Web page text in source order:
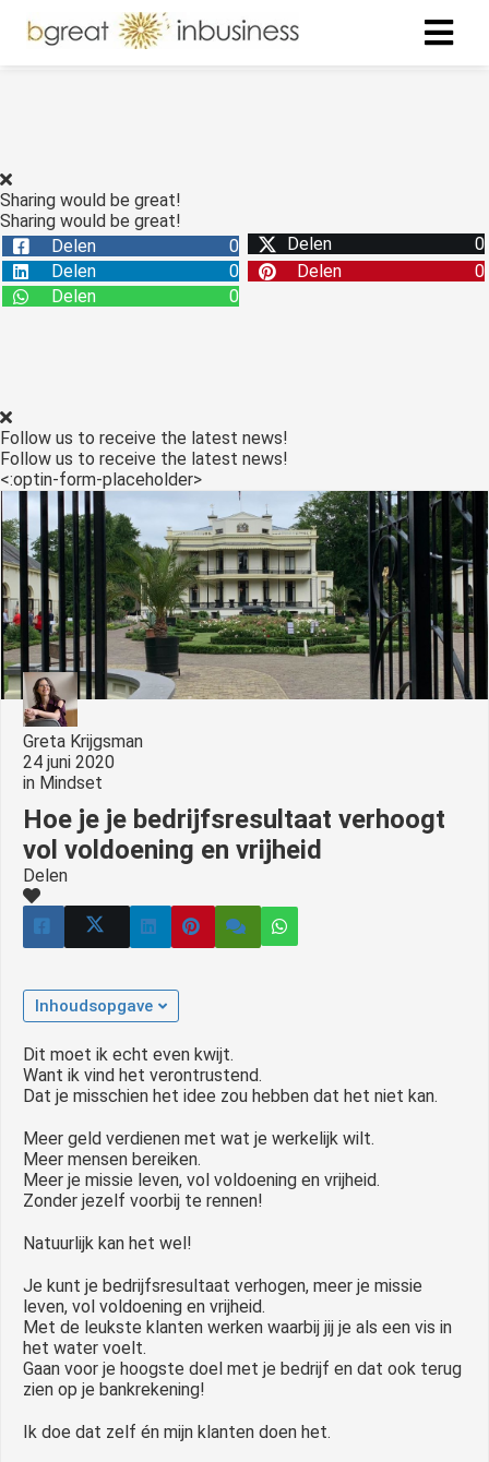
Sharing would be great!
Sharing would be great!
Delen
0 Delen
0
Delen
0 Delen
0
Delen
0
Follow us to receive the latest news!
Follow us to receive the latest news!
<:optin-form-placeholder>
Greta Krijgsman
24 juni 2020
in Mindset
Hoe je je bedrijfsresultaat verhoogt
vol voldoening en vrijheid
Delen
Inhoudsopgave
Dit moet ik echt even kwijt.
Want ik vind het verontrustend.
Dat je misschien het idee zou hebben dat het niet kan.
Meer geld verdienen met wat je werkelijk wilt.
Meer mensen bereiken.
Meer je missie leven, vol voldoening en vrijheid.
Zonder jezelf voorbij te rennen!
Natuurlijk kan het wel!
Je kunt je bedrijfsresultaat verhogen, meer je missie
leven, vol voldoening en vrijheid.
Met de leukste klanten werken waarbij jij je als een vis in
het water voelt.
Gaan voor je hoogste doel met je bedrijf en dat ook terug
zien op je bankrekening!
Ik doe dat zelf én mijn klanten doen het.
gebruikt
deze
kan de
worden
om
te
over
van
op
gebruikt
de
Hierdoor
website-
van